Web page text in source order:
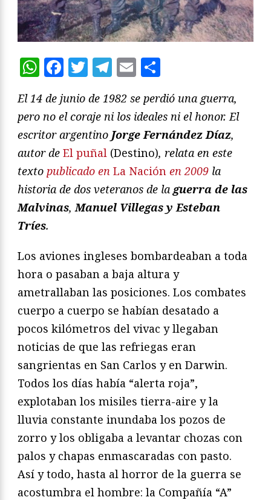
WhatsApp
Facebook
Twitter
Telegram
Email
El 14 de junio de 1982 se perdió una guerra,
pero no el coraje ni los ideales ni el honor. El
escritor argentino Jorge Fernández Díaz,
autor de El puñal (Destino), relata en este
texto publicado en La Nación en 2009 la
historia de dos veteranos de la guerra de las
Malvinas, Manuel Villegas y Esteban
Tríes.
Los aviones ingleses bombardeaban a toda
hora o pasaban a baja altura y
ametrallaban las posiciones. Los combates
cuerpo a cuerpo se habían desatado a
pocos kilómetros del vivac y llegaban
noticias de que las refriegas eran
sangrientas en San Carlos y en Darwin.
Todos los días había “alerta roja”,
explotaban los misiles tierra-aire y la
lluvia constante inundaba los pozos de
zorro y los obligaba a levantar chozas con
palos y chapas enmascaradas con pasto.
Así y todo, hasta al horror de la guerra se
acostumbra el hombre: la Compañía “A”